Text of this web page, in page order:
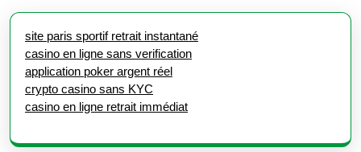
site paris sportif retrait instantané
casino en ligne sans verification
application poker argent réel
crypto casino sans KYC
casino en ligne retrait immédiat